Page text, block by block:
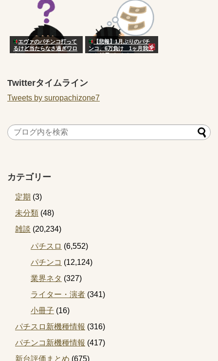
エヴァのパチンコ打って
るけど当たらなさ過ぎワロ
タ
【悲報】1月ぶりのパチ
ンコ、6万負け 1ヶ月我慢
した結果がこれなのか？
Twitterタイムライン
Tweets by suropachizone7
カテゴリー
定期 (3)
未分類 (48)
雑談 (20,234)
パチスロ (6,552)
パチンコ (12,124)
業界ネタ (327)
ライター・演者 (341)
小冊子 (16)
パチスロ新機種情報 (316)
パチンコ新機種情報 (417)
新台評価まとめ (675)